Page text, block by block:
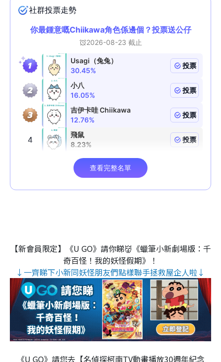
【新會員限定】《U GO》請你睇👹《蠟筆小新劇場版：千
奇百怪！我的妖怪假期》！
↓一齊睇下小新同妖怪朋友們點樣聯手拯救屋企人啦↓
《U GO》請您去【名偵探柯南TV動畫播放30週年紀念